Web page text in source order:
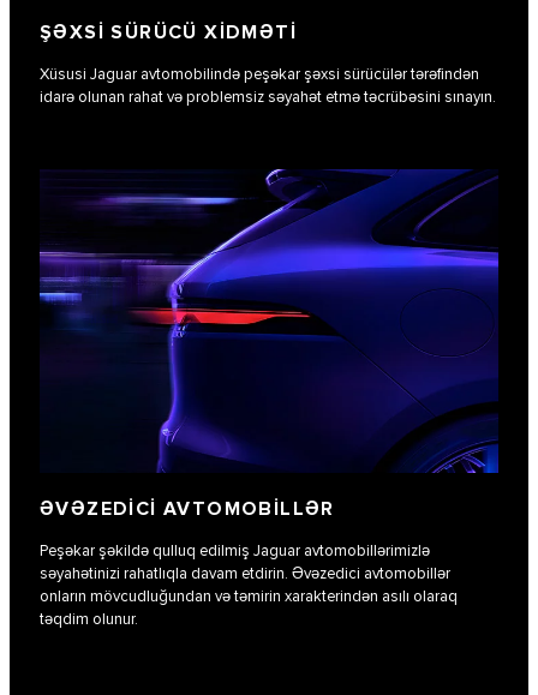
ŞƏXSI SÜRÜCÜ XIDMƏTI
Xüsusi Jaguar avtomobilində peşəkar şəxsi sürücülər tərəfindən
idarə olunan rahat və problemsiz səyahət etmə təcrübəsini sınayın.
ƏVƏZEDICI AVTOMOBILLƏR
Peşəkar şəkildə qulluq edilmiş Jaguar avtomobillərimizlə
səyahətinizi rahatlıqla davam etdirin. Əvəzedici avtomobillər
onların mövcudluğundan və təmirin xarakterindən asılı olaraq
təqdim olunur.